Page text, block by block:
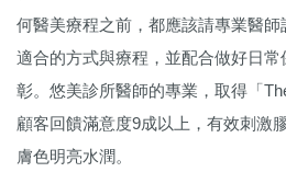
何醫美療程之前，都應該請專業醫
適合的方式與療程，並配合做好日
彰。悠美診所醫師的專業，取得「
顧客回饋滿意度9成以上，有效刺激
膚色明亮水潤。